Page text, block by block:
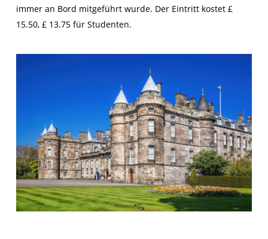
immer an Bord mitgeführt wurde. Der Eintritt kostet £
15.50, £ 13.75 für Studenten.